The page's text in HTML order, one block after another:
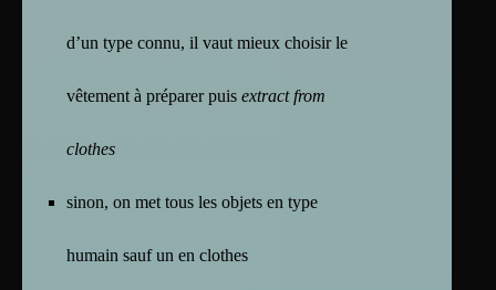
d’un type connu, il vaut mieux choisir le
vêtement à préparer puis extract from
clothes
sinon, on met tous les objets en type
humain sauf un en clothes